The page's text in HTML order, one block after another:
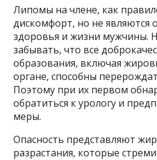
Липомы на члене, как
дискомфорт, но не являются
здоровья и жизни мужчины.
забывать, что все
образования, включая
органе, способны
Поэтому при их первом
обратиться к урологу и
меры.
Опасность представляют
разрастания, которые